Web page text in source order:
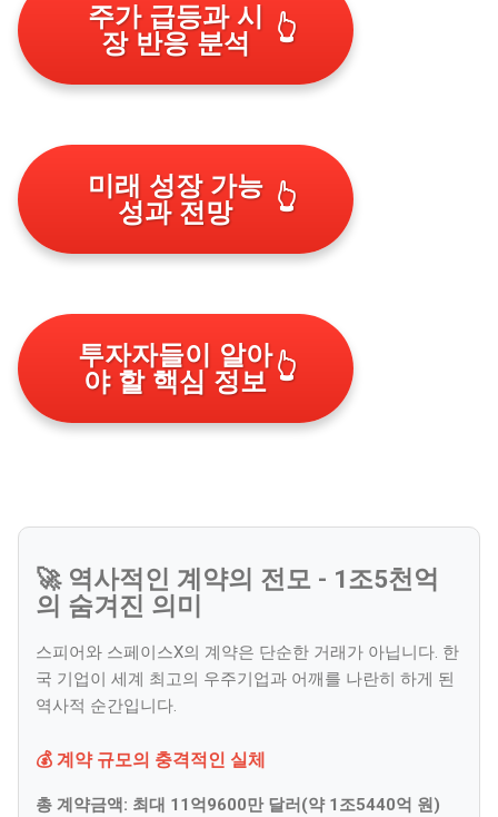
주가 급등과 시
장 반응 분석
👆
미래 성장 가능
성과 전망
👆
투자자들이 알아
야 할 핵심 정보 👆
🚀 역사적인 계약의 전모 - 1조5천억
의 숨겨진 의미
스피어와 스페이스X의 계약은 단순한 거래가 아닙니다. 한
국 기업이 세계 최고의 우주기업과 어깨를 나란히 하게 된
역사적 순간입니다.
💰 계약 규모의 충격적인 실체
총 계약금액: 최대 11억9600만 달러(약 1조5440억 원)